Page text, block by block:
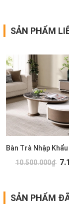
SẢN PHẨM
10.500.000₫
SẢN PHẨM